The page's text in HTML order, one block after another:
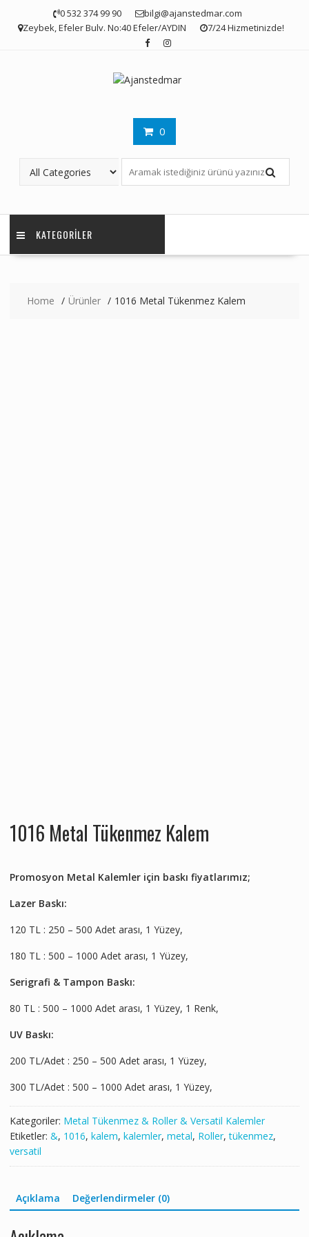
0 532 374 99 90
bilgi@ajanstedmar.com
Zeybek, Efeler Bulv. No:40 Efeler/AYDIN
7/24 Hizmetinizde!
0
KATEGORILER
Home Ürünler 1016 Metal Tükenmez Kalem
1016 Metal Tükenmez Kalem
Promosyon Metal Kalemler için baskı fiyatlarımız;
Lazer Baskı:
120 TL : 250 – 500 Adet arası, 1 Yüzey,
180 TL : 500 – 1000 Adet arası, 1 Yüzey,
Serigrafi & Tampon Baskı:
80 TL : 500 – 1000 Adet arası, 1 Yüzey, 1 Renk,
UV Baskı:
200 TL/Adet : 250 – 500 Adet arası, 1 Yüzey,
300 TL/Adet : 500 – 1000 Adet arası, 1 Yüzey,
Kategoriler: Metal Tükenmez & Roller & Versatil Kalemler
Etiketler: &, 1016, kalem, kalemler, metal, Roller,tükenmez,
versatil
Açıklama Değerlendirmeler (0)